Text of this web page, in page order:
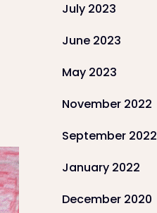
July 2023
June 2023
May 2023
November 2022
September 2022
January 2022
December 2020